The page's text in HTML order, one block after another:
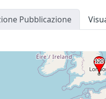
Pubblicazione